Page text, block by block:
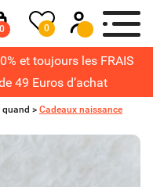
0 0
et toujours les FRAIS
49 Euros d’achat
quand > Cadeaux naissance